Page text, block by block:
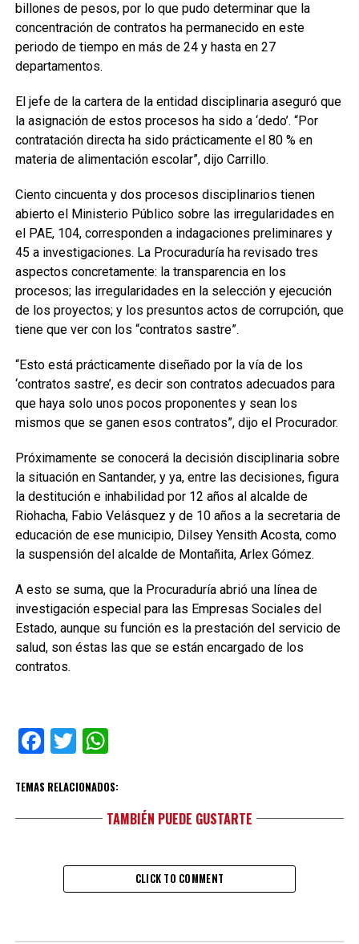
billones de pesos, por lo que pudo determinar que la
concentración de contratos ha permanecido en este
periodo de tiempo en más de 24 y hasta en 27
departamentos.
El jefe de la cartera de la entidad disciplinaria aseguró que
la asignación de estos procesos ha sido a ‘dedo’. “Por
contratación directa ha sido prácticamente el 80 % en
materia de alimentación escolar”, dijo Carrillo.
Ciento cincuenta y dos procesos disciplinarios tienen
abierto el Ministerio Público sobre las irregularidades en
el PAE, 104, corresponden a indagaciones preliminares y
45 a investigaciones. La Procuraduría ha revisado tres
aspectos concretamente: la transparencia en los
procesos; las irregularidades en la selección y ejecución
de los proyectos; y los presuntos actos de corrupción, que
tiene que ver con los “contratos sastre”.
“Esto está prácticamente diseñado por la vía de los
‘contratos sastre’, es decir son contratos adecuados para
que haya solo unos pocos proponentes y sean los
mismos que se ganen esos contratos”, dijo el Procurador.
Próximamente se conocerá la decisión disciplinaria sobre
la situación en Santander, y ya, entre las decisiones, figura
la destitución e inhabilidad por 12 años al alcalde de
Riohacha, Fabio Velásquez y de 10 años a la secretaria de
educación de ese municipio, Dilsey Yensith Acosta, como
la suspensión del alcalde de Montañita, Arlex Gómez.
A esto se suma, que la Procuraduría abrió una línea de
investigación especial para las Empresas Sociales del
Estado, aunque su función es la prestación del servicio de
salud, son éstas las que se están encargado de los
contratos.
Facebook
TwitterWhatsApp
TEMAS RELACIONADOS:
TAMBIÉN PUEDE GUSTARTE
CLICK TO COMMENT